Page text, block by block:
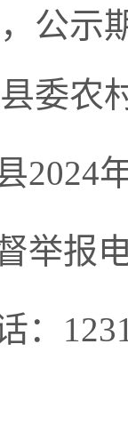
公示
委农
2024
举报
：